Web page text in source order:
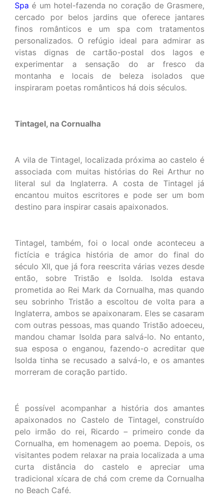
Spa é um hotel-fazenda no coração de Grasmere,
cercado por belos jardins que oferece jantares
finos românticos e um spa com tratamentos
personalizados. O refúgio ideal para admirar as
vistas dignas de cartão-postal dos lagos e
experimentar a sensação do ar fresco da
montanha e locais de beleza isolados que
inspiraram poetas românticos há dois séculos.
Tintagel, na Cornualha
A vila de Tintagel, localizada próxima ao castelo é
associada com muitas histórias do Rei Arthur no
literal sul da Inglaterra. A costa de Tintagel já
encantou muitos escritores e pode ser um bom
destino para inspirar casais apaixonados.
Tintagel, também, foi o local onde aconteceu a
fictícia e trágica história de amor do final do
século XII, que já fora reescrita várias vezes desde
então, sobre Tristão e Isolda. Isolda estava
prometida ao Rei Mark da Cornualha, mas quando
seu sobrinho Tristão a escoltou de volta para a
Inglaterra, ambos se apaixonaram. Eles se casaram
com outras pessoas, mas quando Tristão adoeceu,
mandou chamar Isolda para salvá-lo. No entanto,
sua esposa o enganou, fazendo-o acreditar que
Isolda tinha se recusado a salvá-lo, e os amantes
morreram de coração partido.
É possível acompanhar a história dos amantes
apaixonados no Castelo de Tintagel, construído
pelo irmão do rei, Ricardo – primeiro conde da
Cornualha, em homenagem ao poema. Depois, os
visitantes podem relaxar na praia localizada a uma
curta distância do castelo e apreciar uma
tradicional xícara de chá com creme da Cornualha
no Beach Café.